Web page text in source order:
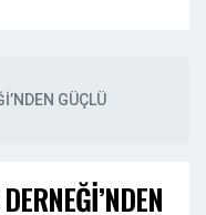
GÜÇLÜ